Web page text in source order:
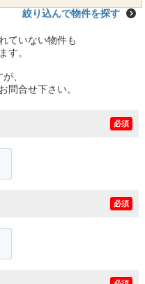
絞り込んで物件を探す
ていない物件も
す。
、
問合せ下さい。
必須
必須